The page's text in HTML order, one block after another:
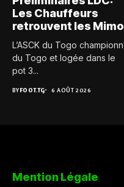
Les Chauffeurs
retrouvent les
L’ASCK du Togo
du Togo et logée dans le
pot 3...
BYFOOT.TG 6 AOÛT 2026
Mention Légale